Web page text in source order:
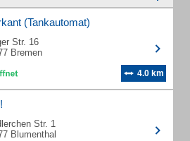
(Tankautomat)
Str. 16
Bremen
4.0 km
Str. 1
Blumenthal